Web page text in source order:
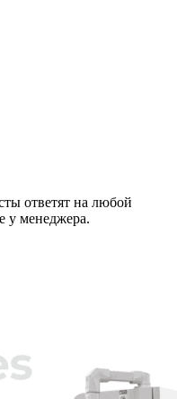
ответят на любой
у менеджера.